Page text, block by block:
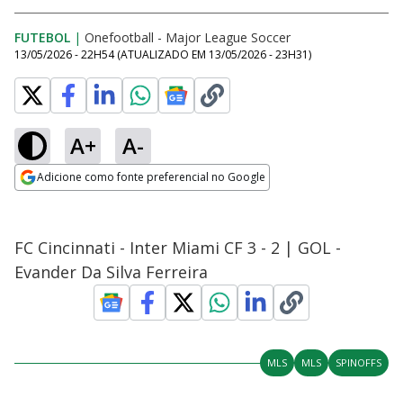
FUTEBOL | Onefootball - Major League Soccer
13/05/2026 - 22H54 (ATUALIZADO EM 13/05/2026 - 23H31)
A+ A-
Adicione como fonte preferencial no Google
FC Cincinnati - Inter Miami CF 3 - 2 | GOL -
Evander Da Silva Ferreira
MLS MLS SPINOFFS